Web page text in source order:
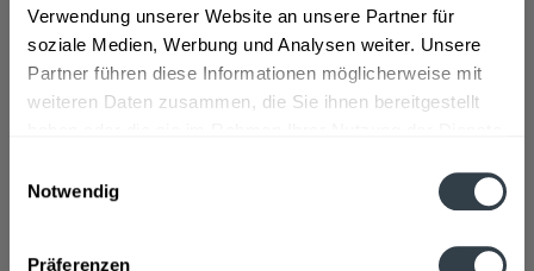
Verwendung unserer Website an unsere Partner für
soziale Medien, Werbung und Analysen weiter. Unsere
Partner führen diese Informationen möglicherweise mit
weiteren Daten zusammen, die Sie ihnen bereitgestellt
Notwendig
Präferenzen
MontGras Wein